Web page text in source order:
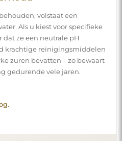
volstaat een
Als u kiest voor specifieke
dat ze een neutrale pH
krachtige reinigingsmiddelen
zuren bevatten – zo bewaart
gedurende vele jaren.